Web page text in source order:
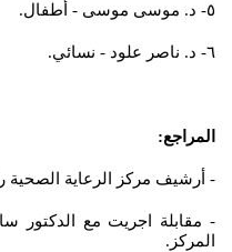
المراجع:
- أرشيف مركز الرعاية الصحية
- مقابلة اجريت مع الدكتور
المركز.